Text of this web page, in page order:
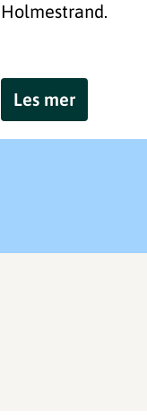
Holmestrand.
Les mer